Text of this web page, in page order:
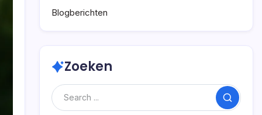
Blogberichten
Zoeken
Search